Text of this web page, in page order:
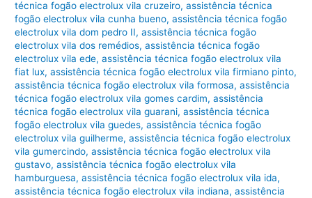
técnica fogão electrolux vila cruzeiro,assistência técnica
fogão electrolux vila cunha bueno,assistência técnica fogão
electrolux vila dom pedro II,assistência técnica fogão
electrolux vila dos remédios,assistência técnica fogão
electrolux vila ede,assistência técnica fogão electrolux vila
fiat lux,assistência técnica fogão electrolux vila firmiano pinto,
assistência técnica fogão electrolux vila formosa,assistência
técnica fogão electrolux vila gomes cardim,assistência
técnica fogão electrolux vila guarani,assistência técnica
fogão electrolux vila guedes,assistência técnica fogão
electrolux vila guilherme,assistência técnica fogão electrolux
vila gumercindo,assistência técnica fogão electrolux vila
gustavo,assistência técnica fogão electrolux vila
hamburguesa,assistência técnica fogão electrolux vila ida,
assistência técnica fogão electrolux vila indiana,assistência